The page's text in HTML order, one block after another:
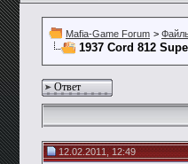
Mafia-Game Forum >
1937 Cord 812
Ответ
12.02.2011, 12:49